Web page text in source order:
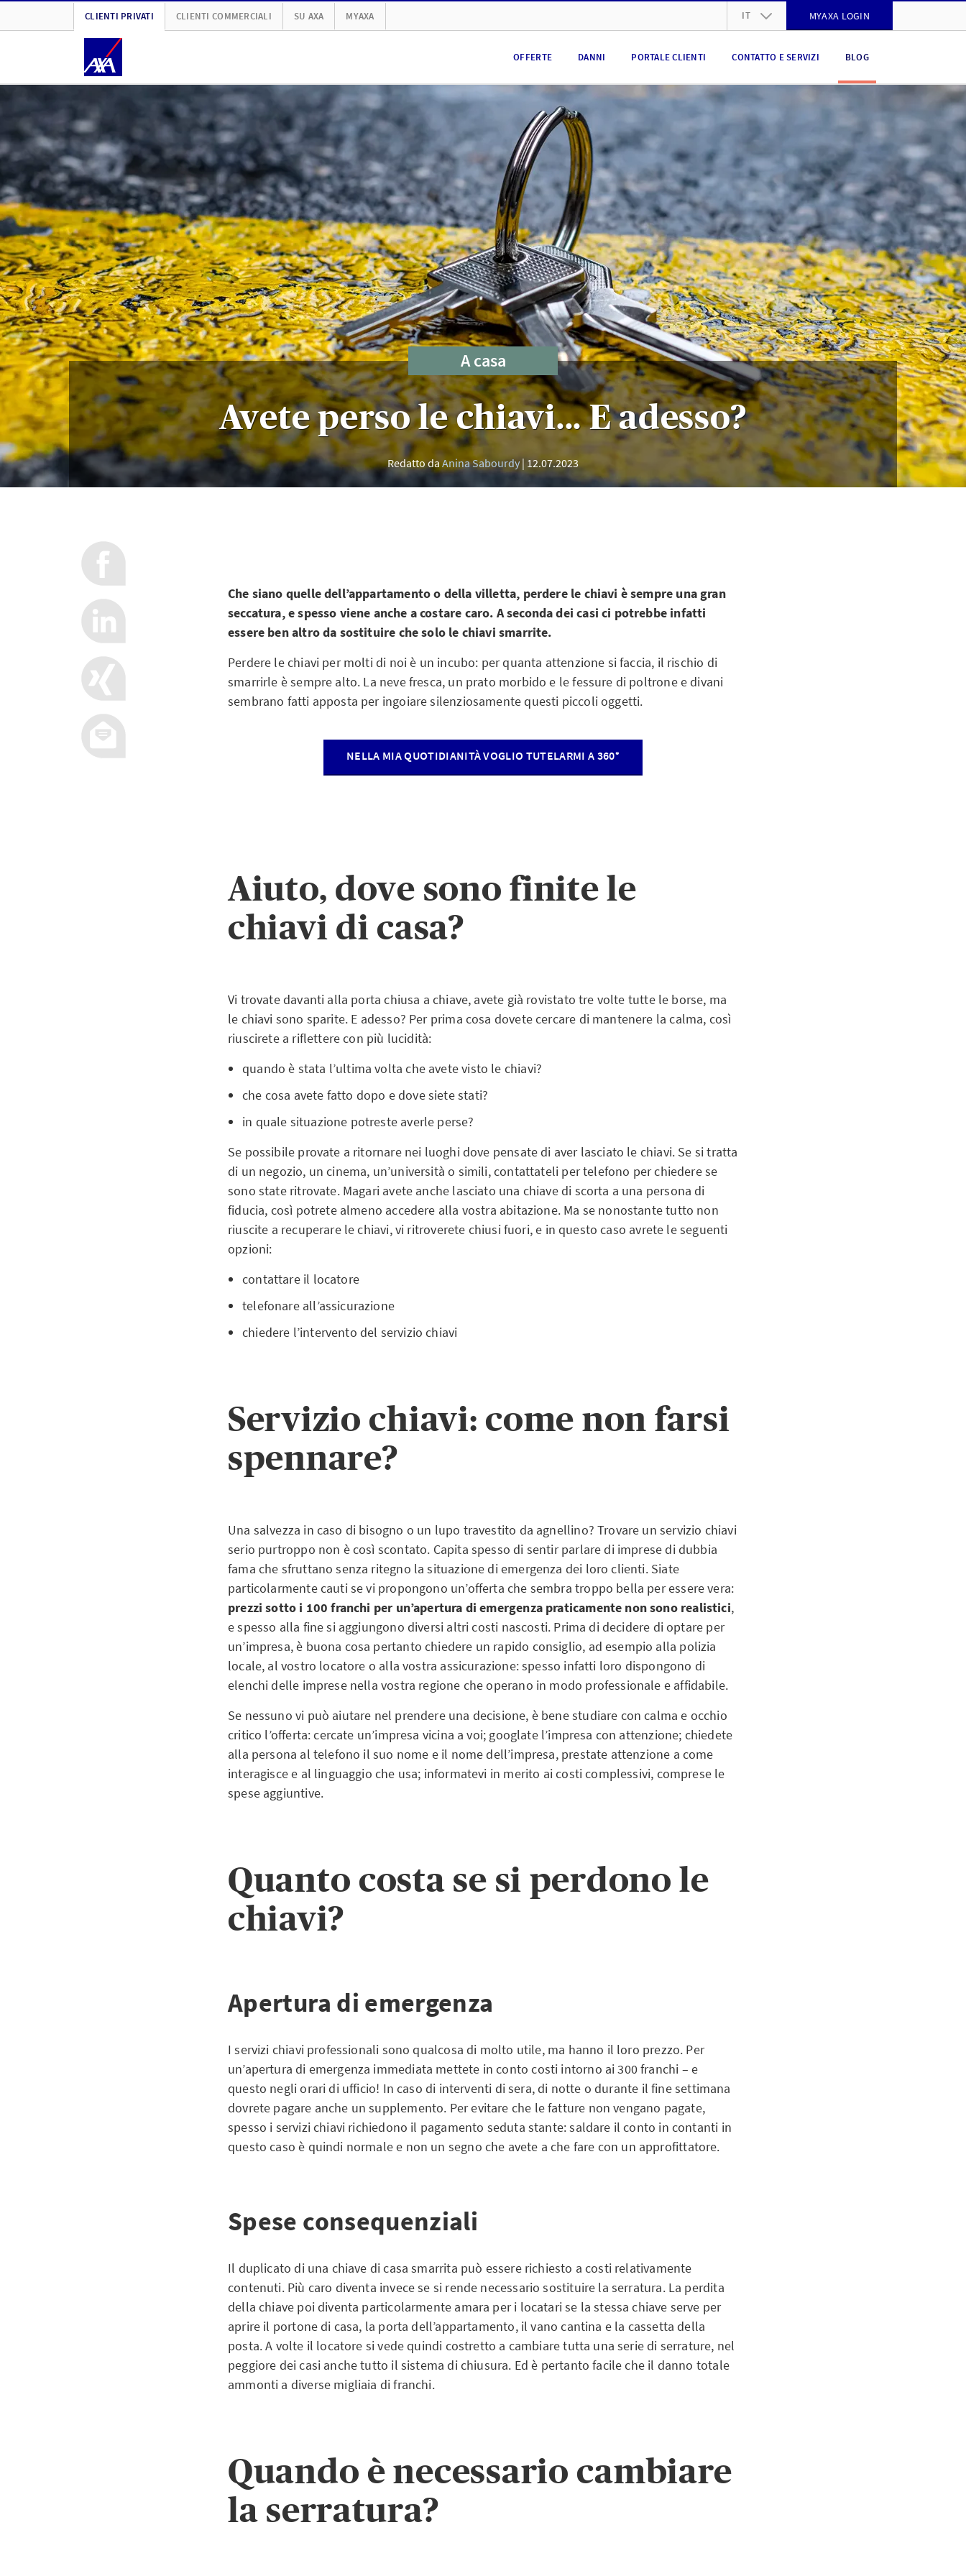
CLIENTI PRIVATI CLIENTI COMMERCIALI SU AXA MYAXA IT MYAXA LOGIN
OFFERTE DANNI PORTALE CLIENTI CONTATTO E SERVIZI BLOG
A casa
Avete perso le chiavi... E adesso?
Redatto daAnina Sabourdy 12.07.2023
Che siano quelle dell’appartamento o della villetta, perdere le chiavi è sempre una gran
seccatura, e spesso viene anche a costare caro. A seconda dei casi ci potrebbe infatti
essere ben altro da sostituire che solo le chiavi smarrite.
Perdere le chiavi per molti di noi è un incubo: per quanta attenzione si faccia, il rischio di
smarrirle è sempre alto. La neve fresca, un prato morbido e le fessure di poltrone e divani
sembrano fatti apposta per ingoiare silenziosamente questi piccoli oggetti.
NELLA MIA QUOTIDIANITÀ VOGLIO TUTELARMI A 360°
Aiuto, dove sono finite le
chiavi di casa?
Vi trovate davanti alla porta chiusa a chiave, avete già rovistato tre volte tutte le borse, ma
le chiavi sono sparite. E adesso? Per prima cosa dovete cercare di mantenere la calma, così
riuscirete a riflettere con più lucidità:
quando è stata l’ultima volta che avete visto le chiavi?
che cosa avete fatto dopo e dove siete stati?
in quale situazione potreste averle perse?
Se possibile provate a ritornare nei luoghi dove pensate di aver lasciato le chiavi. Se si tratta
di un negozio, un cinema, un’università o simili, contattateli per telefono per chiedere se
sono state ritrovate. Magari avete anche lasciato una chiave di scorta a una persona di
fiducia, così potrete almeno accedere alla vostra abitazione. Ma se nonostante tutto non
riuscite a recuperare le chiavi, vi ritroverete chiusi fuori, e in questo caso avrete le seguenti
opzioni:
contattare il locatore
telefonare all’assicurazione
chiedere l’intervento del servizio chiavi
Servizio chiavi: come non farsi
spennare?
Una salvezza in caso di bisogno o un lupo travestito da agnellino? Trovare un servizio chiavi
serio purtroppo non è così scontato. Capita spesso di sentir parlare di imprese di dubbia
fama che sfruttano senza ritegno la situazione di emergenza dei loro clienti. Siate
particolarmente cauti se vi propongono un’offerta che sembra troppo bella per essere vera:
prezzi sotto i 100 franchi per un’apertura di emergenza praticamente non sono realistici,
e spesso alla fine si aggiungono diversi altri costi nascosti. Prima di decidere di optare per
un’impresa, è buona cosa pertanto chiedere un rapido consiglio, ad esempio alla polizia
locale, al vostro locatore o alla vostra assicurazione: spesso infatti loro dispongono di
elenchi delle imprese nella vostra regione che operano in modo professionale e affidabile.
Se nessuno vi può aiutare nel prendere una decisione, è bene studiare con calma e occhio
critico l’offerta: cercate un’impresa vicina a voi; googlate l’impresa con attenzione; chiedete
alla persona al telefono il suo nome e il nome dell’impresa, prestate attenzione a come
interagisce e al linguaggio che usa; informatevi in merito ai costi complessivi, comprese le
spese aggiuntive.
Quanto costa se si perdono le
chiavi?
Apertura di emergenza
I servizi chiavi professionali sono qualcosa di molto utile, ma hanno il loro prezzo. Per
un’apertura di emergenza immediata mettete in conto costi intorno ai 300 franchi – e
questo negli orari di ufficio! In caso di interventi di sera, di notte o durante il fine settimana
dovrete pagare anche un supplemento. Per evitare che le fatture non vengano pagate,
spesso i servizi chiavi richiedono il pagamento seduta stante: saldare il conto in contanti in
questo caso è quindi normale e non un segno che avete a che fare con un approfittatore.
Spese consequenziali
Il duplicato di una chiave di casa smarrita può essere richiesto a costi relativamente
contenuti. Più caro diventa invece se si rende necessario sostituire la serratura. La perdita
della chiave poi diventa particolarmente amara per i locatari se la stessa chiave serve per
aprire il portone di casa, la porta dell’appartamento, il vano cantina e la cassetta della
posta. A volte il locatore si vede quindi costretto a cambiare tutta una serie di serrature, nel
peggiore dei casi anche tutto il sistema di chiusura. Ed è pertanto facile che il danno totale
ammonti a diverse migliaia di franchi.
Quando è necessario cambiare
la serratura?